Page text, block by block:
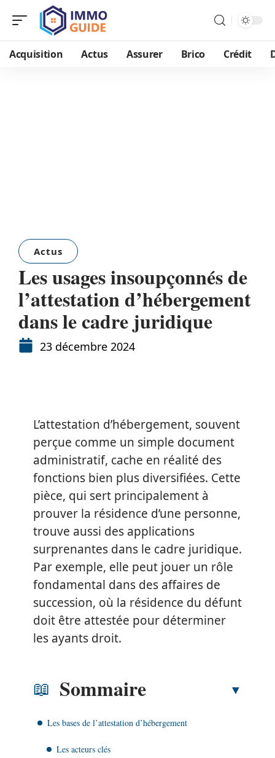
Acquisition Actus Assurer Brico Crédit
Actus
Les usages insoupçonnés de
l’attestation d’hébergement
dans le cadre juridique
23 décembre 2024
L’attestation d’hébergement, souvent
perçue comme un simple document
administratif, cache en réalité des
fonctions bien plus diversifiées. Cette
pièce, qui sert principalement à
prouver la résidence d’une personne,
trouve aussi des applications
surprenantes dans le cadre juridique.
Par exemple, elle peut jouer un rôle
fondamental dans des affaires de
succession, où la résidence du défunt
doit être attestée pour déterminer
les ayants droit.
Sommaire
Les bases de l’attestation d’hébergement
Les acteurs clés